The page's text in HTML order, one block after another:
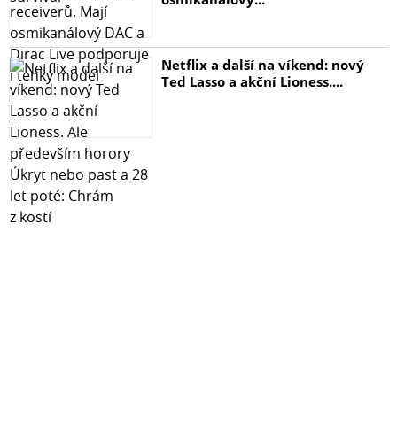
Netflix a další na víkend: nový
Ted Lasso a akční Lioness....